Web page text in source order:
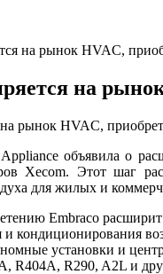
на рынок HVAC,
на
объявила о
Xecom. Этот шаг
для жилых и
Embraco
и кондиционирования
установки и
R404A, R290, A2L и